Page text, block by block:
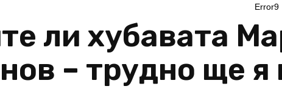
Error9
ли хубавата
– трудно ще я